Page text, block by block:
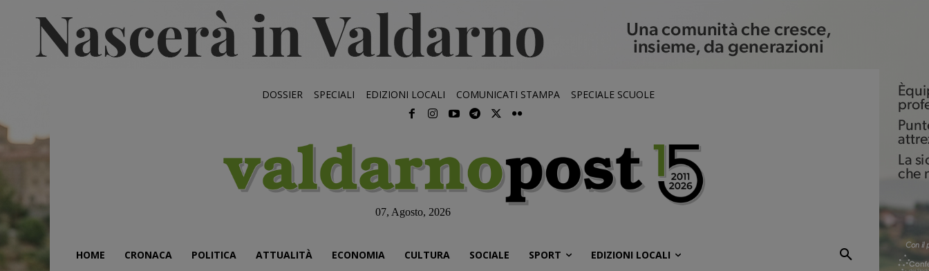
DOSSIER SPECIALI EDIZIONI LOCALI COMUNICATI STAMPA SPECIALE SCUOLE
07, Agosto, 2026
HOME CRONACA POLITICA ATTUALITÀ ECONOMIA CULTURA SOCIALE SPORT EDIZIONI LOCALI